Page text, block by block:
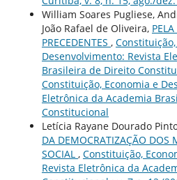
William Soares Pugliese,
João Rafael de Oliveira,
PRECEDENTES ,
Desenvolvimento: Revista
Brasileira de Direito
Constituição, Economia e
Eletrônica da Academia
Constitucional
Letícia Rayane Dourado
DA DEMOCRATIZAÇÃO DOS
SOCIAL , Constituição,
Revista Eletrônica da